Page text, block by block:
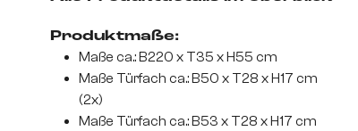
Produktmaße:
Maße ca.: B220 x T35 x H55 cm
Maße Türfach ca.: B50 x T28 x H17 cm
(2x)
Maße Türfach ca.: B53 x T28 x H17 cm